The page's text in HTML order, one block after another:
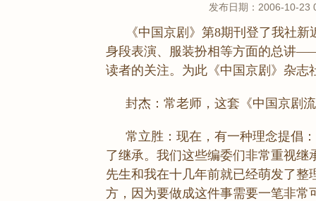
发布日期：2006-10-23
《中国京剧》第8期刊登了我社
身段表演、服装扮相等方面的总讲
读者的关注。为此《中国京剧》杂志
封杰：常老师，这套《中国京剧
常立胜：现在，有一种理念提倡
了继承。我们这些编委们非常重视继
先生和我在十几年前就已经萌发了整
方，因为要做成这件事需要一笔非